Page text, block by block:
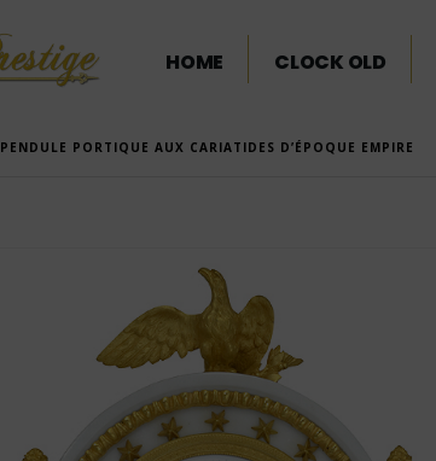
HOME CLOCK OLD
PENDULE PORTIQUE AUX CARIATIDES D’ÉPOQUE EMPIRE